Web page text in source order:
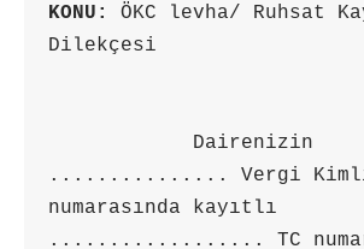
KONU:
ÖKC levha/ Ruhsat
Dilekçesi
............... Vergi
numarasında kayıtlı
.................. TC